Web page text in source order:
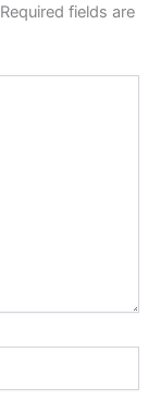
Required fields are